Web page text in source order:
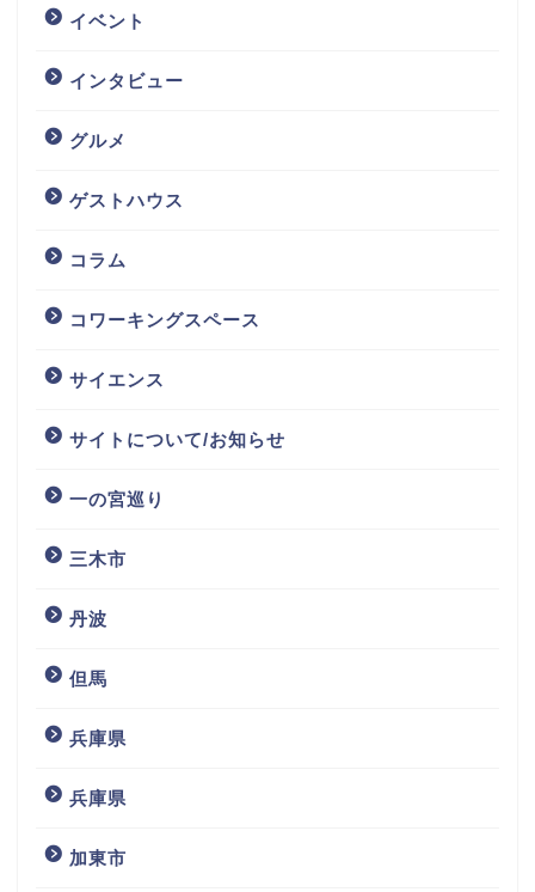
イベント
インタビュー
グルメ
ゲストハウス
コラム
コワーキングスペース
サイエンス
サイトについて/お知らせ
一の宮巡り
三木市
丹波
但馬
兵庫県
兵庫県
加東市